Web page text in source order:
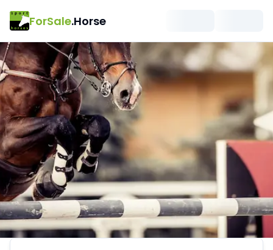
ForSale.Horse